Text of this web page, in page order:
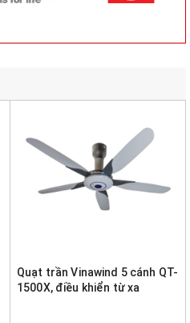
Quạt trần Vinawind 5 cánh QT-
1500X, điều khiển từ xa